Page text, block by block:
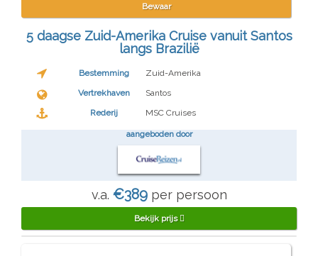
Bewaar
5 daagse Zuid-Amerika Cruise vanuit Santos
langs Brazilië
Bestemming Zuid-Amerika
Vertrekhaven Santos
Rederij MSC Cruises
aangeboden door
v.a. €389per persoon
Bekijk prijs